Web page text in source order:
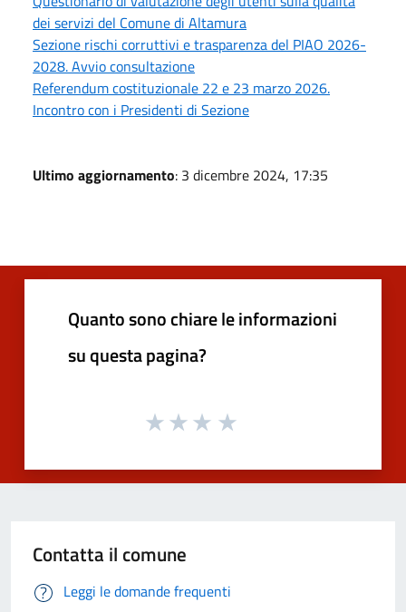
dei servizi del Comune di Altamura
Sezione rischi corruttivi e trasparenza del PIAO 2026-
2028. Avvio consultazione
Referendum costituzionale 22 e 23 marzo 2026.
Incontro con i Presidenti di Sezione
Ultimo aggiornamento: 3 dicembre 2024, 17:35
Quanto sono chiare le informazioni
su questa pagina?
Contatta il comune
Leggi le domande frequenti